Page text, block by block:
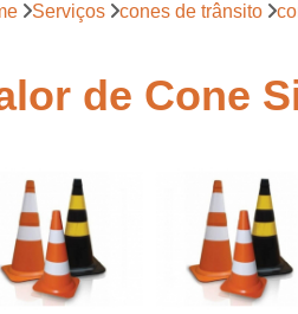
Serviços cones de trânsito
de Cone